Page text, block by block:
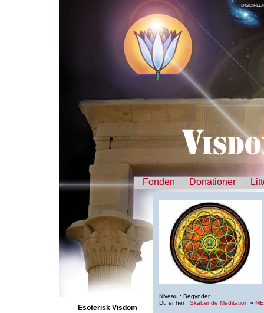
Fonden Donationer
Esoterisk Visdom
Niveau : Begynder
Du er her : Skabende Meditation »